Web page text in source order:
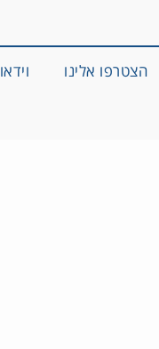
הצטרפו אלינו וידאו